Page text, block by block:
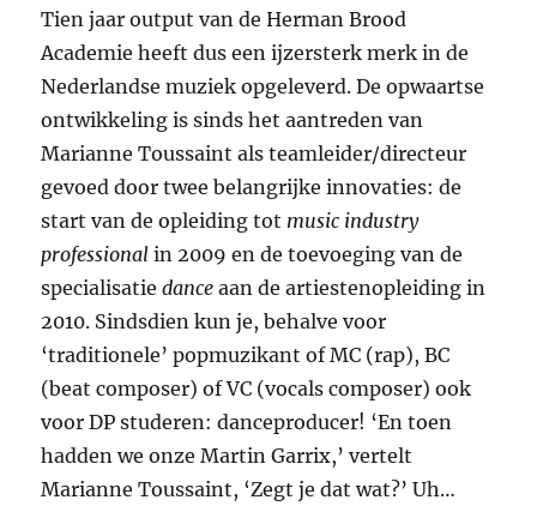
Tien jaar output van de Herman Brood
Academie heeft dus een ijzersterk merk in de
Nederlandse muziek opgeleverd. De opwaartse
ontwikkeling is sinds het aantreden van
Marianne Toussaint als teamleider/directeur
gevoed door twee belangrijke innovaties: de
start van de opleiding tot music industry
professional in 2009 en de toevoeging van de
specialisatiedance aan de artiestenopleiding in
2010. Sindsdien kun je, behalve voor
‘traditionele’ popmuzikant of MC (rap), BC
(beat composer) of VC (vocals composer) ook
voor DP studeren: danceproducer! ‘En toen
hadden we onze Martin Garrix,’ vertelt
Marianne Toussaint, ‘Zegt je dat wat?’ Uh…